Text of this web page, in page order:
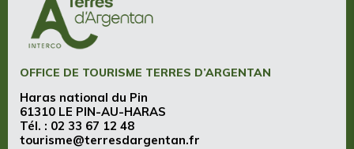
OFFICE DE TOURISME TERRES D’ARGENTAN
Haras national du Pin
61310 LE PIN-AU-HARAS
Tél. : 02 33 67 12 48
tourisme@terresdargentan.fr